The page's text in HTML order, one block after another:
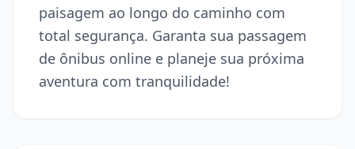
paisagem ao longo do caminho com
total segurança. Garanta sua passagem
de ônibus online e planeje sua próxima
aventura com tranquilidade!